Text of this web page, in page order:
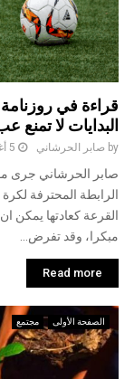
قراءة في
البدايات لا تمنع
by صابر الحرشاني 5 أغسطس، 2026
صابر الحرشاني جرى
الرابطة المحترفة
القرعة كعادتها يمكن
مبكرا، وقد تفرض...
Read more
الصفحة الأولى مجتمع